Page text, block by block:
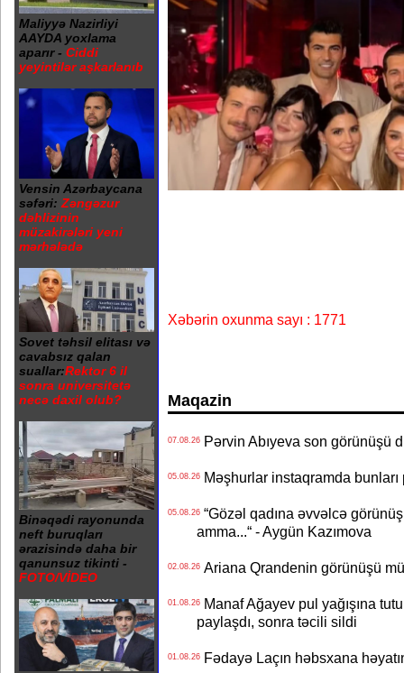
Maliyyə Nazirliyi
AAYDA yoxlama
aparır - Ciddi
yeyintilər aşkarlanıb
Vensin Azərbaycana
səfəri: Zəngəzur
dəhlizinin
müzakirələri yeni
mərhələdə
Sovet təhsil elitası və
cavabsız qalan
suallar:Rektor 6 il
sonra universitetə
necə daxil olub?
Binəqədi rayonunda
neft buruqları
ərazisində daha bir
qanunsuz tikinti -
FOTO/VİDEO
Xəbərin oxunma sayı : 1771
Maqazin
07.08.26Pərvin Abıyeva son görünüşü
05.08.26Məşhurlar instaqramda bunları
05.08.26“Gözəl qadına əvvəlcə
amma...“ - Aygün Kazımova
02.08.26Ariana Qrandenin görünüşü
01.08.26Manaf Ağayev pul yağışına
paylaşdı, sonra təcili sildi
01.08.26Fədayə Laçın həbsxana